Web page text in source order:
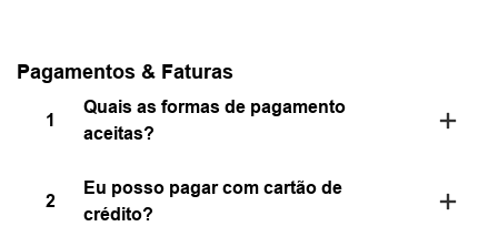
Pagamentos & Faturas
1
Quais as formas de pagamento
aceitas?
2
Eu posso pagar com cartão de
crédito?